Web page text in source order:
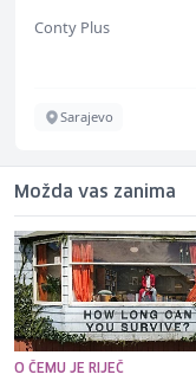
Conty Plus
Sarajevo
Možda vas zanima
O ČEMU JE RIJEČ